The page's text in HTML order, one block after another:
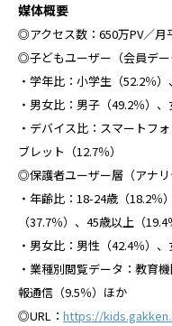
媒体概要
◎アクセス数：650万PV／月
◎子どもユーザー（会員デー
・学年比：小学生（52.2％
・男女比：男子（49.2％）、
・デバイス比：スマートフ
ブレット（12.7％）
◎保護者ユーザー層（アナリ
・年齢比：18-24歳（18.2％
（37.7％）、45歳以上（19.4
・男女比：男性（42.4％）、
・業種別閲覧データ：教育
報通信（9.5％）ほか
◎URL： https://